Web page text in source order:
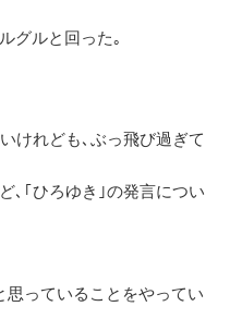
グルと回った｡
けれども､ぶっ飛び過ぎて
､｢ひろゆき｣の発言につい
思っていることをやってい